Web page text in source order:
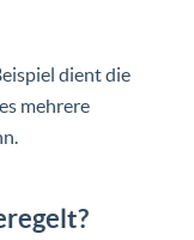
dient die
mehrere